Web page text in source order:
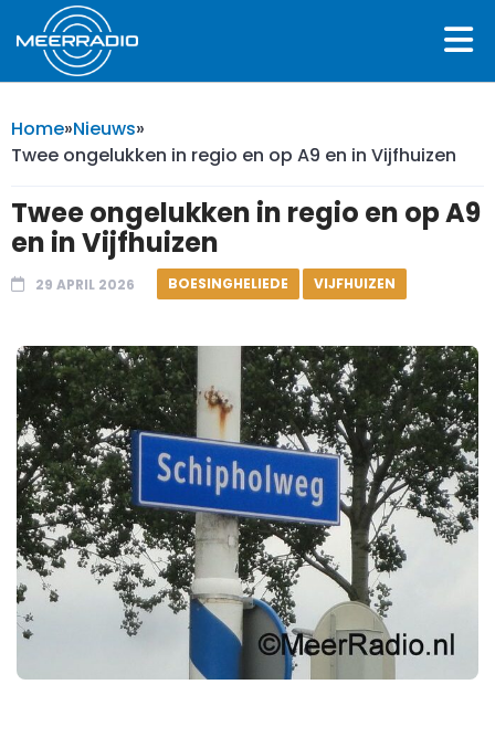
Home»Nieuws»
Twee ongelukken in regio en op A9 en in Vijfhuizen
Twee ongelukken in regio en op A9
en in Vijfhuizen
29 APRIL 2026 BOESINGHELIEDE VIJFHUIZEN